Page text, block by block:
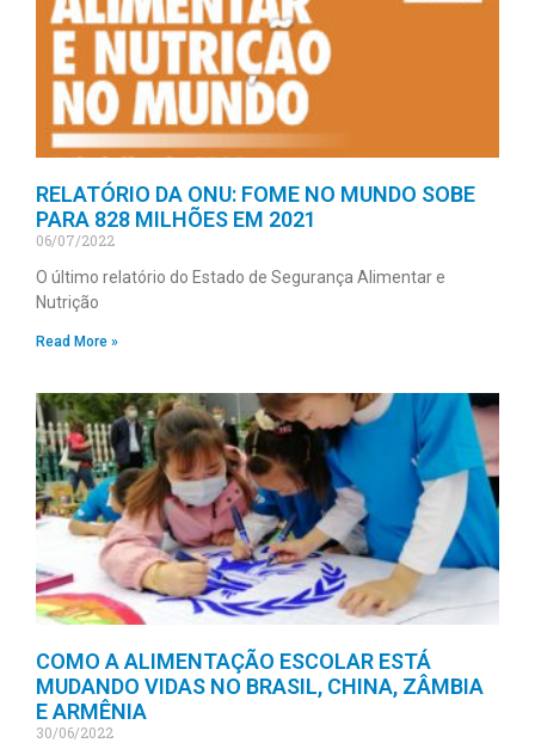
RELATÓRIO DA ONU: FOME NO MUNDO SOBE
PARA 828 MILHÕES EM 2021
06/07/2022
O último relatório do Estado de Segurança Alimentar e
Nutrição
Read More »
COMO A ALIMENTAÇÃO ESCOLAR ESTÁ
MUDANDO VIDAS NO BRASIL, CHINA, ZÂMBIA
E ARMÊNIA
30/06/2022